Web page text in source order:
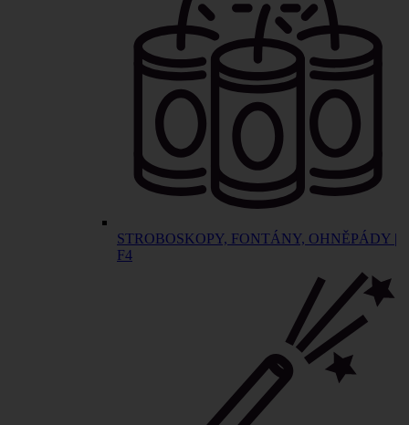
STROBOSKOPY, FONTÁNY, OHNĚPÁDY |
F4